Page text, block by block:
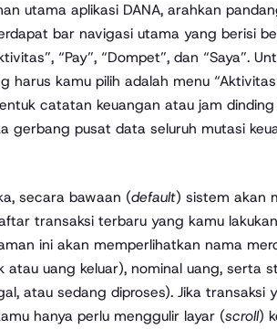
utama aplikasi DANA, arahkan
bar navigasi utama yang berisi
“Pay”, “Dompet”, dan “Saya”.
harus kamu pilih adalah menu
catatan keuangan atau jam dinding
gerbang pusat data seluruh mutasi
secara bawaan (default) sistem akan
transaksi terbaru yang kamu
ini akan memperlihatkan nama
atau uang keluar), nominal uang, serta
atau sedang diproses). Jika transaksi
hanya perlu menggulir layar (scroll)